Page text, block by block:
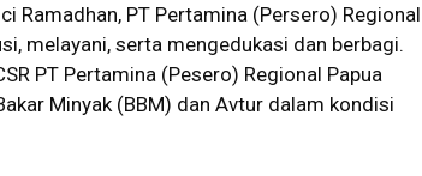
Ramadhan, PT Pertamina (Persero) Regional
melayani, serta mengedukasi dan berbagi.
PT Pertamina (Pesero) Regional Papua
Minyak (BBM) dan Avtur dalam kondisi